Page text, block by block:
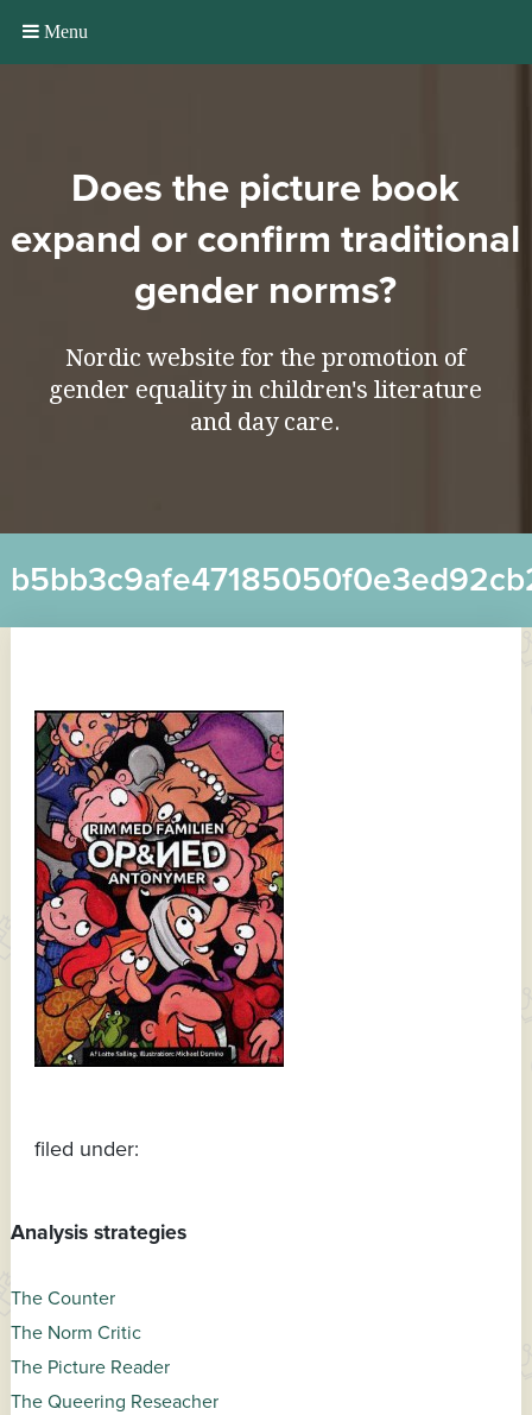
Menu
Does the picture book
expand or confirm traditional
gender norms?
Nordic website for the promotion of
gender equality in children's literature
and day care.
filed under:
Analysis strategies
The Counter
The Norm Critic
The Picture Reader
The Queering Reseacher